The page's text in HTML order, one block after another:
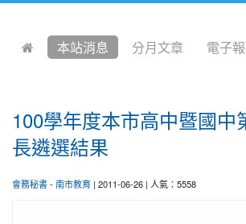
本站消息 分月文章 電子
100學年度本市高中暨國中
長遴選結果
會務秘書- 南市教育 | 2011-06-26 | 人氣：5558